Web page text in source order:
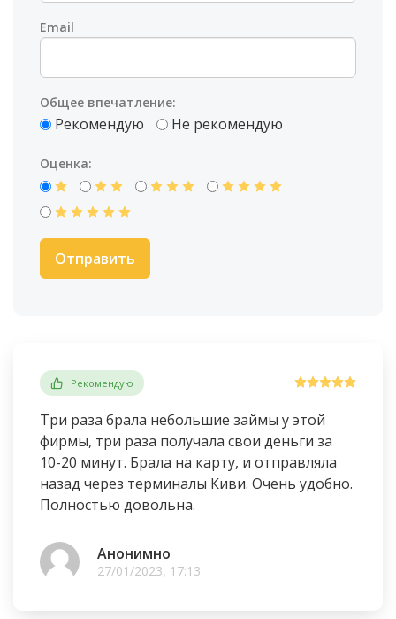
Email
Общее впечатление:
Рекомендую Не рекомендую
Оценка:
Рекомендую
Три раза брала небольшие займы у этой
фирмы, три раза получала свои деньги за
10-20 минут. Брала на карту, и отправляла
назад через терминалы Киви. Очень удобно.
Полностью довольна.
Анонимно
27/01/2023, 17:13